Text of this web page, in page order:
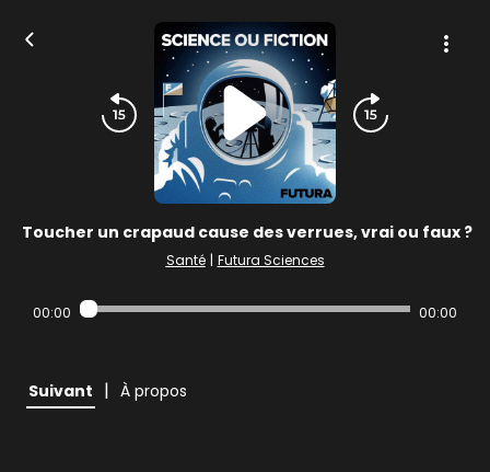
Toucher un crapaud cause des verrues, vrai ou faux ?
Santé | Futura Sciences
00:00 00:00
Suivant | À propos